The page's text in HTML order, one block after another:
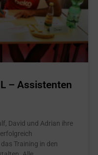
– Assistenten
David und Adrian ihre
Training in den